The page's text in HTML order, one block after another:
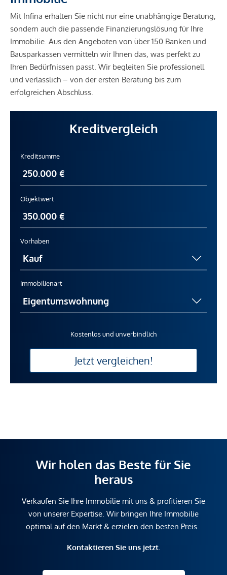
Mit Infina erhalten Sie nicht nur eine unabhängige Beratung,
sondern auch die passende Finanzierungslösung für Ihre
Immobilie. Aus den Angeboten von über 150 Banken und
Bausparkassen vermitteln wir Ihnen das, was perfekt zu
Ihren Bedürfnissen passt. Wir begleiten Sie professionell
und verlässlich – von der ersten Beratung bis zum
erfolgreichen Abschluss.
Kreditvergleich
Kreditsumme
Objektwert
Vorhaben
Immobilienart
Kostenlos und unverbindlich
Jetzt vergleichen!
Wir holen das Beste für Sie
heraus
Verkaufen Sie Ihre Immobilie mit uns & profitieren Sie
von unserer Expertise. Wir bringen Ihre Immobilie
optimal auf den Markt & erzielen den besten Preis.
Kontaktieren Sie uns jetzt.